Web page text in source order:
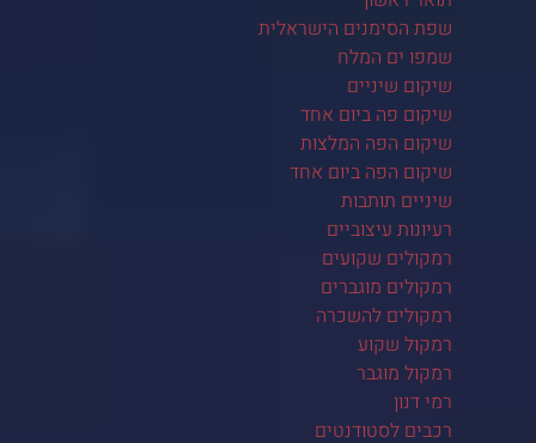
שפת הסימנים הישראלית
שמפו ים המלח
שיקום שיניים
שיקום פה ביום אחד
שיקום הפה המלצות
שיקום הפה ביום אחד
שיניים תותבות
רעיונות עיצוביים
רמקולים שקועים
רמקולים מוגברים
רמקולים להשכרה
רמקול שקוע
רמקול מוגבר
רמי דנון
רכבים לסטודנטים